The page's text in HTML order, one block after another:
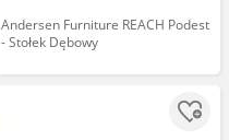
Andersen Furniture REACH Podest
- Stołek Dębowy